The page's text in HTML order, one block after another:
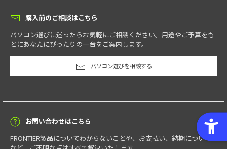
購入前のご相談はこちら
パソコン選びに迷ったらお気軽にご相談ください。用途やご予算をも
とにあなたにぴったりの一台をご案内します。
パソコン選びを相談する
お問い合わせはこちら
FRONTIER製品についてわからないことや、お支払い、納期について